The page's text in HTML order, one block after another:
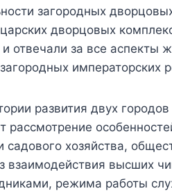
загородных
дворцовых
отвечали за все аспекты
императорских
развития двух
рассмотрение
садового хозяйства,
взаимодействия высших
режима работы